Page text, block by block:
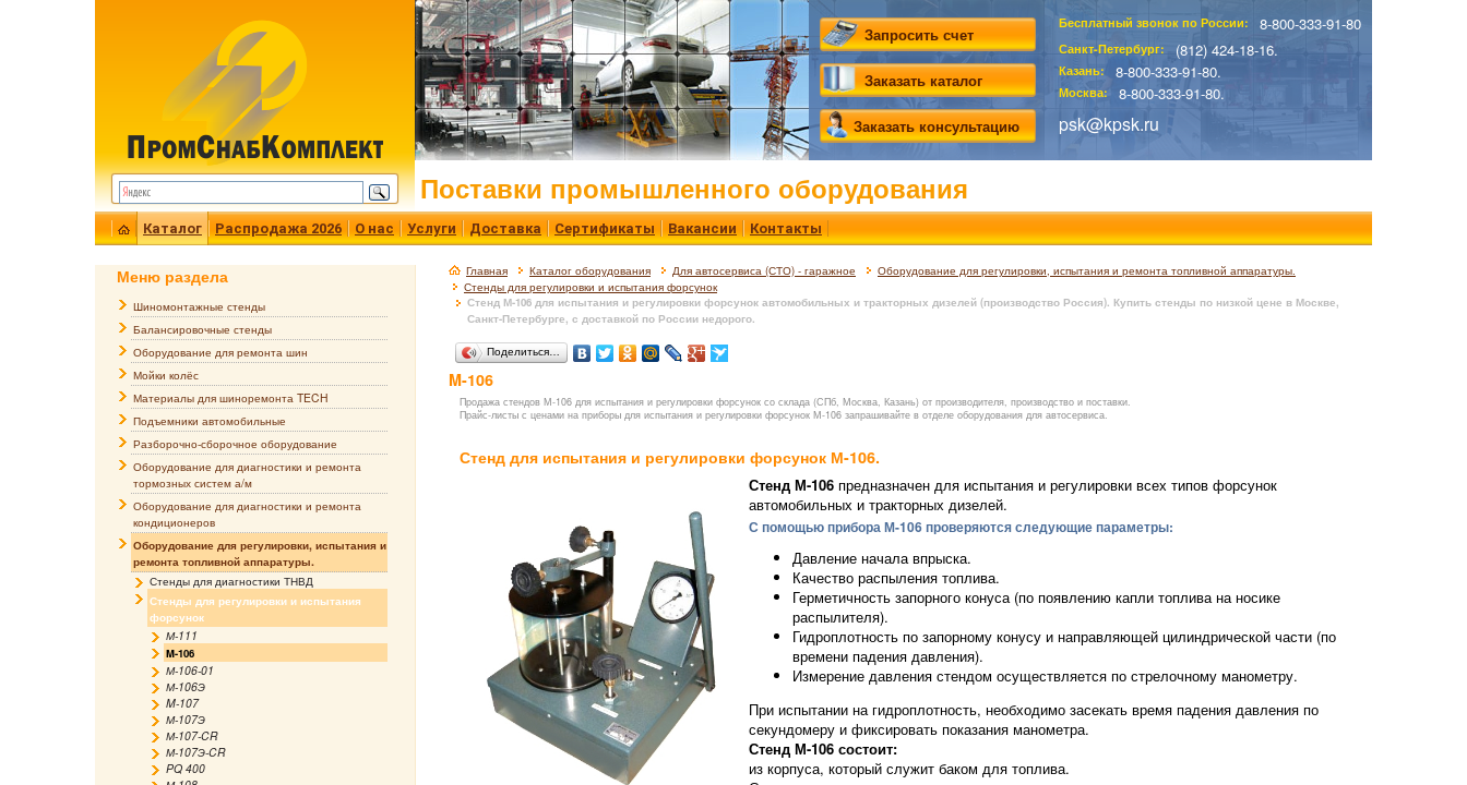
Запросить счет
Заказать каталог
Заказать консультацию
Бесплатный звонок по России: 8-800-333-91-80
Санкт-Петербург: (812) 424-18-16.
Казань: 8-800-333-91-80.
Москва: 8-800-333-91-80.
psk@kpsk.ru
Поставки промышленного оборудования
Каталог Распродажа 2026 О нас Услуги Доставка Сертификаты Вакансии Контакты
Меню раздела
Шиномонтажные стенды
Балансировочные стенды
Оборудование для ремонта шин
Мойки колёс
Материалы для шиноремонта TECH
Подъемники автомобильные
Разборочно-сборочное оборудование
Оборудование для диагностики и ремонта
тормозных систем а/м
Оборудование для диагностики и ремонта
кондиционеров
Оборудование для регулировки, испытания и
ремонта топливной аппаратуры.
Стенды для диагностики ТНВД
Стенды для регулировки и испытания
форсунок
М-111
M-106
М-106-01
М-106Э
M-107
М-107Э
М-107-CR
М-107Э-CR
PQ 400
Главная Каталог оборудования Для автосервиса (СТО) - гаражное
Оборудование для регулировки, испытания и ремонта топливной аппаратуры.
Стенды для регулировки и испытания форсунок
Стенд М-106 для испытания и регулировки форсунок автомобильных и тракторных дизелей (производство Россия). Купить стенды по низкой цене в Москве,
Санкт-Петербурге, с доставкой по России недорого.
Поделиться…
M-106
Продажа стендов М-106 для испытания и регулировки форсунок со склада (СПб, Москва, Казань) от производителя, производство и поставки.
Прайс-листы с ценами на приборы для испытания и регулировки форсунок М-106 запрашивайте в отделе оборудования для автосервиса.
Стенд для испытания и регулировки форсунок М-106.
Стенд М-106 предназначен для испытания и регулировки всех типов форсунок
автомобильных и тракторных дизелей.
С помощью прибора М-106 проверяются следующие параметры:
Давление начала впрыска.
Качество распыления топлива.
Герметичность запорного конуса (по появлению капли топлива на носике
распылителя).
Гидроплотность по запорному конусу и направляющей цилиндрической части (по
времени падения давления).
Измерение давления стендом осуществляется по стрелочному манометру.
При испытании на гидроплотность, необходимо засекать время падения давления по
секундомеру и фиксировать показания манометра.
Стенд М-106 состоит:
из корпуса, который служит баком для топлива.